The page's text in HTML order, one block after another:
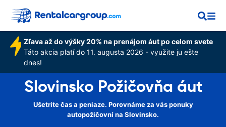
Zľava až do výšky 20% na prenájom áut po celom svete
Táto akcia platí do 11. augusta 2026 - využite ju ešte
dnes!
Slovinsko Požičovňa áut
Ušetrite čas a peniaze. Porovnáme za vás ponuky
autopožičovní na Slovinsko.